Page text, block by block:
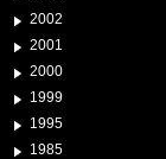
2002
2001
2000
1999
1995
1985